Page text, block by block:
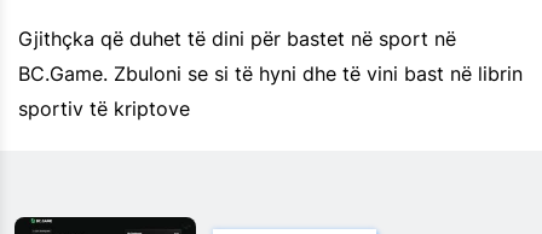
Gjithçka që duhet të dini për bastet në sport në
BC.Game. Zbuloni se si të hyni dhe të vini bast në librin
sportiv të kriptove